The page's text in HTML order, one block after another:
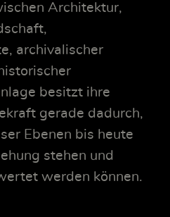
Architektur,
archivalischer
besitzt ihre
gerade dadurch,
Ebenen bis heute
stehen und
werden können.